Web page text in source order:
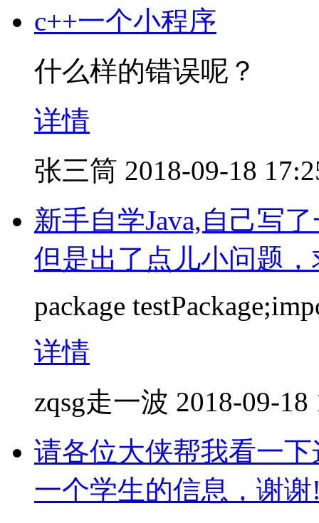
c++一个小程序
什么样的错误呢？
详情
张三筒 2018-09-18
新手自学Java,自己写
但是出了点儿小问题，
package
详情
zqsg走一波 2018-09-18
请各位大侠帮我看一
一个学生的信息，谢谢